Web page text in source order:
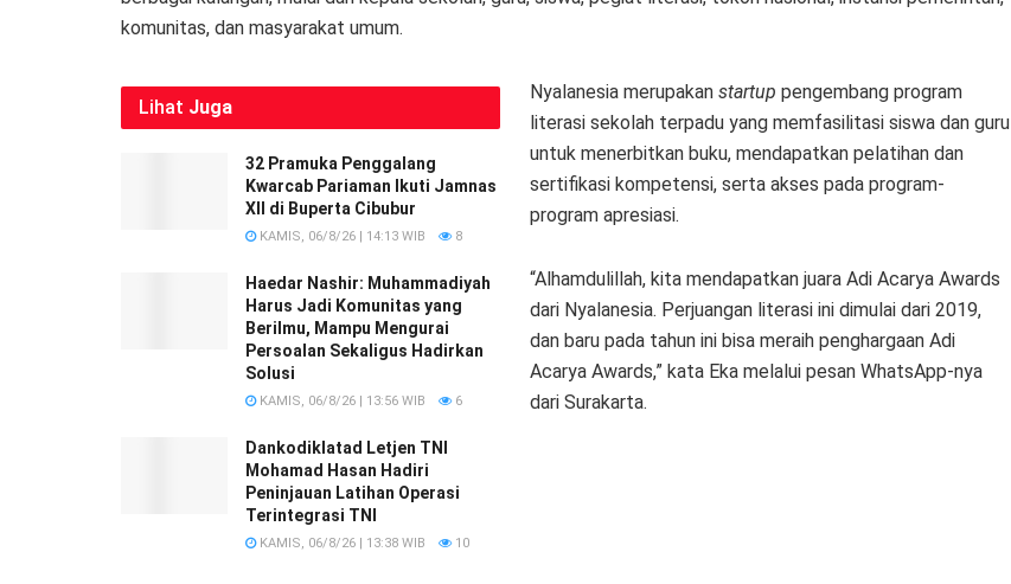
komunitas, dan masyarakat umum.
Lihat Juga
32 Pramuka Penggalang
Kwarcab Pariaman Ikuti Jamnas
XII di Buperta Cibubur
KAMIS, 06/8/26 | 14:13 WIB 8
Haedar Nashir: Muhammadiyah
Harus Jadi Komunitas yang
Berilmu, Mampu Mengurai
Persoalan Sekaligus Hadirkan
Solusi
KAMIS, 06/8/26 | 13:56 WIB 6
Dankodiklatad Letjen TNI
Mohamad Hasan Hadiri
Peninjauan Latihan Operasi
Terintegrasi TNI
KAMIS, 06/8/26 | 13:38 WIB 10
Nyalanesia merupakan startup pengembang program
literasi sekolah terpadu yang memfasilitasi siswa dan guru
untuk menerbitkan buku, mendapatkan pelatihan dan
sertifikasi kompetensi, serta akses pada program-
program apresiasi.
“Alhamdulillah, kita mendapatkan juara Adi Acarya Awards
dari Nyalanesia. Perjuangan literasi ini dimulai dari 2019,
dan baru pada tahun ini bisa meraih penghargaan Adi
Acarya Awards,” kata Eka melalui pesan WhatsApp-nya
dari Surakarta.